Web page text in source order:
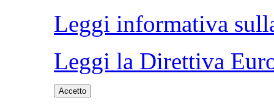
Leggi informativa
Leggi la Direttiva
Accetto